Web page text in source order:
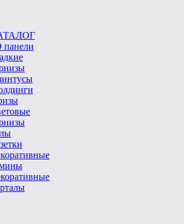
панели